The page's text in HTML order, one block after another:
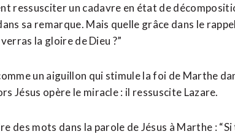
ressusciter un cadavre en état de
sa remarque. Mais quelle grâce dans le
la gloire de Dieu ?”
un aiguillon qui stimule la foi de Marthe
Jésus opère le miracle : il ressuscite Lazare.
des mots dans la parole de Jésus à Marthe :